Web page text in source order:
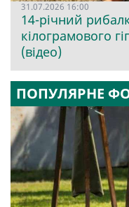
31.07.2026 16:00
14-річний
кілограмового
(відео)
ПОПУЛЯРНЕ